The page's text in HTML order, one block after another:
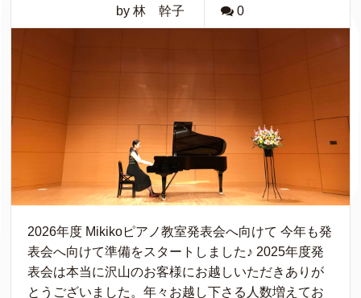
by 林 幹子 0
2026年度 Mikikoピアノ教室発表会へ向けて 今年も発
表会へ向けて準備をスタートしました♪ 2025年度発
表会は本当に沢山のお客様にお越しいただきありが
とうございました。年々お越し下さる人数増えてお